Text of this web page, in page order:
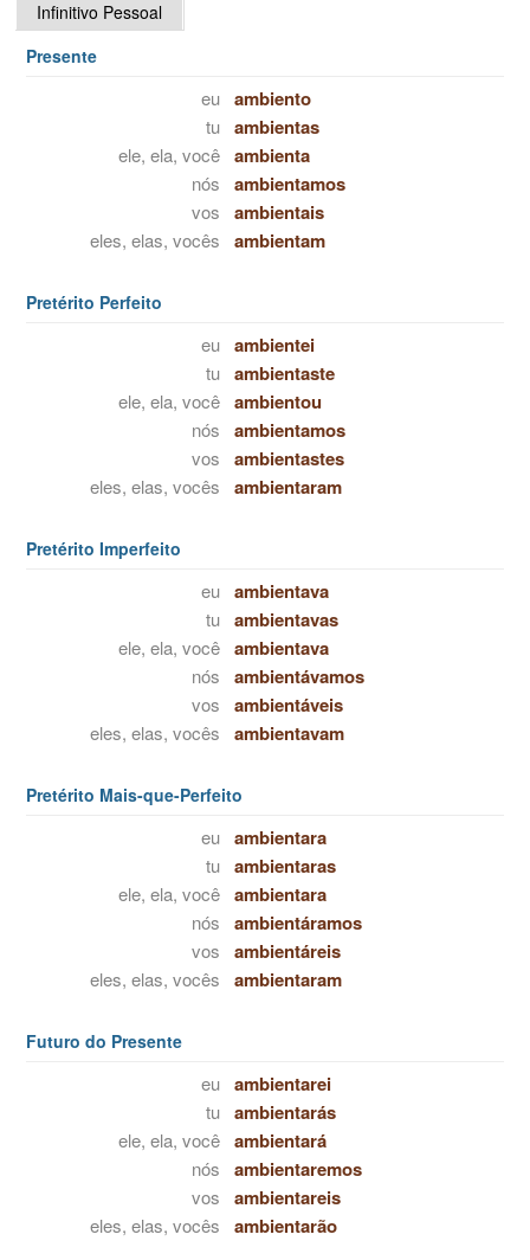
Infinitivo Pessoal
Presente
eu ambiento
tu ambientas
ele, ela, você ambienta
nós ambientamos
vos ambientais
eles, elas, vocês ambientam
Pretérito Perfeito
eu ambientei
tu ambientaste
ele, ela, você ambientou
nós ambientamos
vos ambientastes
eles, elas, vocês ambientaram
Pretérito Imperfeito
eu ambientava
tu ambientavas
ele, ela, você ambientava
nós ambientávamos
vos ambientáveis
eles, elas, vocês ambientavam
Pretérito Mais-que-Perfeito
eu ambientara
tu ambientaras
ele, ela, você ambientara
nós ambientáramos
vos ambientáreis
eles, elas, vocês ambientaram
Futuro do Presente
eu ambientarei
tu ambientarás
ele, ela, você ambientará
nós ambientaremos
vos ambientareis
eles, elas, vocês ambientarão